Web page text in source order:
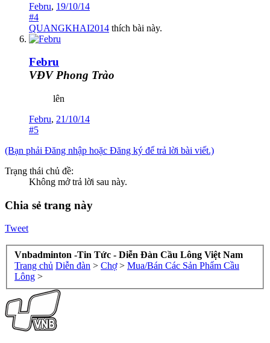
Febru, 19/10/14
#4
QUANGKHAI2014 thích bài này.
Febru
VĐV Phong Trào
lên
Febru, 21/10/14
#5
(Bạn phải Đăng nhập hoặc Đăng ký để trả lời bài viết.)
Trạng thái chủ đề:
Không mở trả lời sau này.
Chia sẻ trang này
Tweet
Vnbadminton -Tin Tức - Diễn Đàn Cầu Lông Việt Nam
Trang chủ Diễn đàn > Chợ > Mua/Bán Các Sản Phẩm Cầu
Lông >